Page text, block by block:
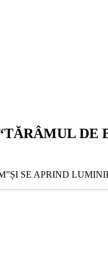
DE
SE APRIND